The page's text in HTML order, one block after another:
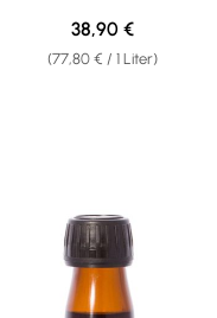
(77,80 € / 1 Liter)
Regulärer Preis:
38,90 €